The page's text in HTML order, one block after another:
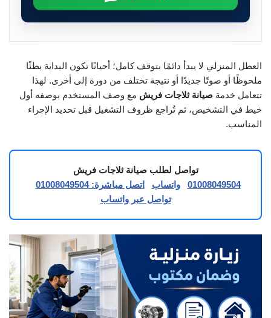
العطل المنزلي لا يبدأ دائمًا بتوقف كامل؛ أحيانًا تكون البداية بطئًا
ملحوظًا أو صوتًا جديدًا أو نتيجة تختلف من دورة إلى أخرى. لهذا
تتعامل خدمة صيانة ثلاجات فريش مع وصف المستخدم بوصفه أول
خيط في التشخيص، ثم تُراجع ظروف التشغيل قبل تحديد الإجراء
المناسب.
تواصل لطلب صيانة ثلاجات فريش
01008049504
واتساب
اتصل مباشرة: 01008049504
تواصل عبر واتساب